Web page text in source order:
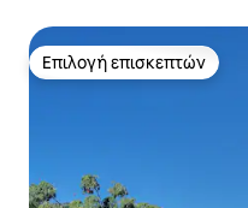
Επιλογή επισκεπτών
Επιλογή επισκεπτών